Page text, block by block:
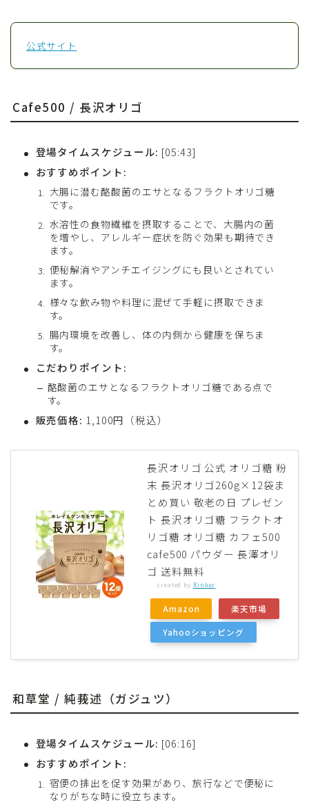
公式サイト
Cafe500 / 長沢オリゴ
登場タイムスケジュール: [05:43]
おすすめポイント:
大腸に潜む酪酸菌のエサとなるフラクトオリゴ糖
です。
水溶性の食物繊維を摂取することで、大腸内の菌
を増やし、アレルギー症状を防ぐ効果も期待でき
ます。
便秘解消やアンチエイジングにも良いとされてい
ます。
様々な飲み物や料理に混ぜて手軽に摂取できま
す。
腸内環境を改善し、体の内側から健康を保ちま
す。
こだわりポイント:
酪酸菌のエサとなるフラクトオリゴ糖である点で
す。
販売価格: 1,100円（税込）
長沢オリゴ 公式 オリゴ糖 粉
末 長沢オリゴ260g×12袋ま
とめ買い 敬老の日 プレゼン
ト 長沢オリゴ糖 フラクトオ
リゴ糖 オリゴ糖 カフェ500
cafe500 パウダー 長澤オリ
ゴ 送料無料
created by Rinker
Amazon 楽天市場
Yahooショッピング
和草堂 / 純莪述（ガジュツ）
登場タイムスケジュール: [06:16]
おすすめポイント:
宿便の排出を促す効果があり、旅行などで便秘に
なりがちな時に役立ちます。